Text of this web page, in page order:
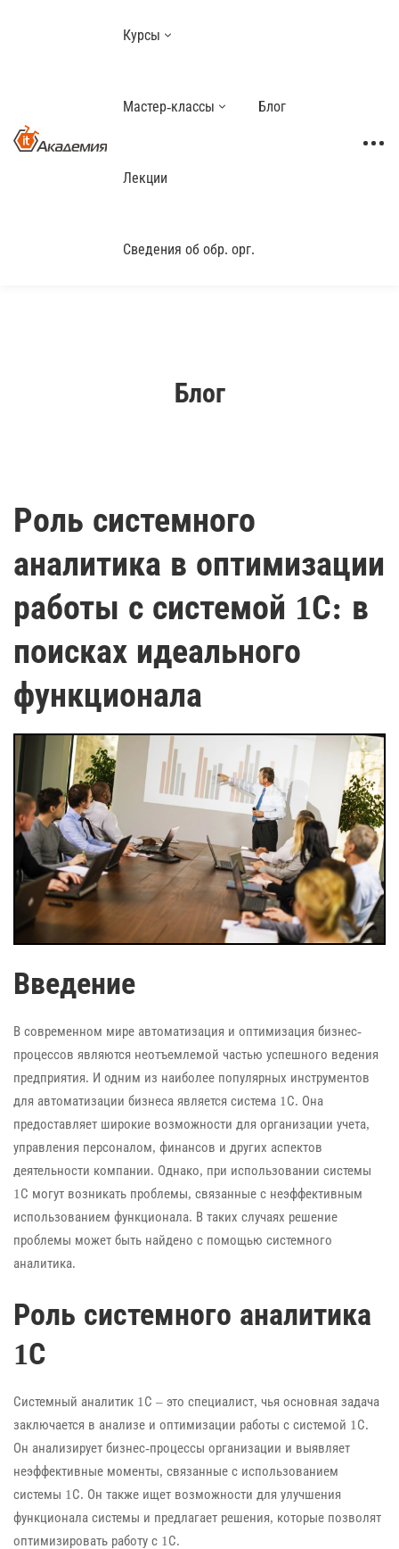
Курсы
Мастер-классы Блог
Лекции
Сведения об обр. орг.
Блог
Роль системного
аналитика в оптимизации
работы с системой 1С: в
поисках идеального
функционала
Введение
В современном мире автоматизация и оптимизация бизнес-
процессов являются неотъемлемой частью успешного ведения
предприятия. И одним из наиболее популярных инструментов
для автоматизации бизнеса является система 1С. Она
предоставляет широкие возможности для организации учета,
управления персоналом, финансов и других аспектов
деятельности компании. Однако, при использовании системы
1С могут возникать проблемы, связанные с неэффективным
использованием функционала. В таких случаях решение
проблемы может быть найдено с помощью системного
аналитика.
Роль системного аналитика
1С
Системный аналитик 1С – это специалист, чья основная задача
заключается в анализе и оптимизации работы с системой 1С.
Он анализирует бизнес-процессы организации и выявляет
неэффективные моменты, связанные с использованием
системы 1С. Он также ищет возможности для улучшения
функционала системы и предлагает решения, которые позволят
оптимизировать работу с 1С.